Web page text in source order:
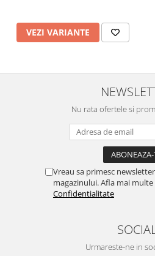
VEZI VARIANTE
Nu rata ofertele si
Vreau sa primesc
magazinului. Afla mai multe
Confidentialitate
Urmareste-ne in